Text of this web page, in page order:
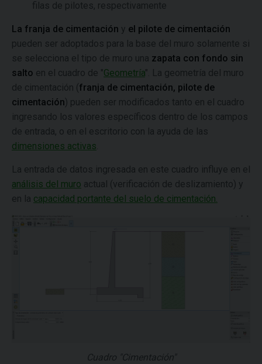
filas de pilotes, respectivamente
La franja de cimentación y el pilote de cimentación
pueden ser adoptados para la base del muro solamente si
se selecciona el tipo de muro una zapata con fondo sin
salto en el cuadro de "Geometría". La geometría del muro
de cimentación ( franja de cimentación, pilote de
cimentación) pueden ser modificados tanto en el cuadro
ingresando los valores específicos dentro de los campos
de entrada, o en el escritorio con la ayuda de las
dimensiones activas
La entrada de datos ingresada en este cuadro influye en el
análisis del muro actual (verificación de deslizamiento) y
en la capacidad portante del suelo de cimentación.
Cuadro "Cimentación"